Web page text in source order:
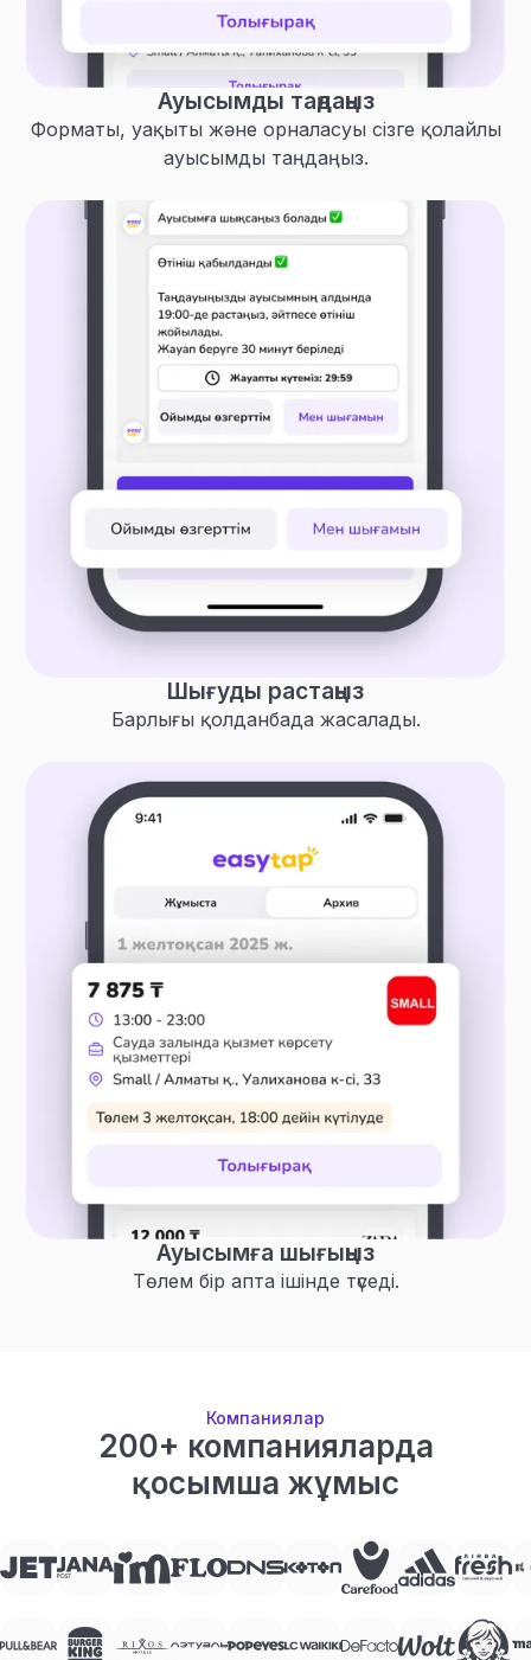
Ауысымды таңдаңыз
Форматы, уақыты және орналасуы сізге қолайлы
ауысымды таңдаңыз.
Шығуды растаңыз
Барлығы қолданбада жасалады.
Ауысымға шығыңыз
Төлем бір апта ішінде түседі.
Компаниялар
200+ компанияларда
қосымша жұмыс